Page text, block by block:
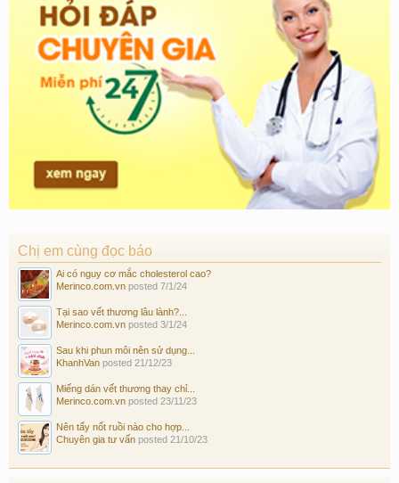
Chị em cùng đọc báo
Ai có nguy cơ mắc cholesterol cao?
Merinco.com.vn posted 7/1/24
Tại sao vết thương lâu lành?...
Merinco.com.vn posted 3/1/24
Sau khi phun môi nên sử dụng...
KhanhVan posted 21/12/23
Miếng dán vết thương thay chỉ...
Merinco.com.vn posted 23/11/23
Nên tẩy nốt ruồi nào cho hợp...
Chuyên gia tư vấn posted 21/10/23